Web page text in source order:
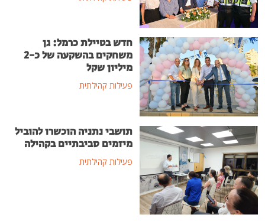
חדש בטיילת כרמל: גן
משחקים בהשקעה של כ-2
מיליון שקל
פעילות קהילתית
תושבי נתניה הוכשרו להוביל
מיזמים סביבתיים בקהילה
פעילות קהילתית